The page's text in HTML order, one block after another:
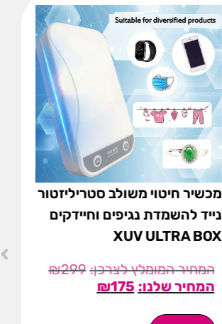
מכשיר חיטוי משולב סטריליזטור
נייד להשמדת נגיפים וחיידקים
XUV ULTRA BOX
₪299
₪175